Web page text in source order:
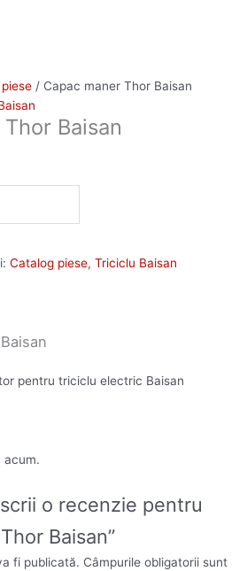
/ Capac maner Thor Baisan
Baisan
Catalog piese, Triciclu Baisan
pentru triciclu electric Baisan
acum.
o recenzie pentru
Baisan”
fi publicată. Câmpurile obligatorii sunt